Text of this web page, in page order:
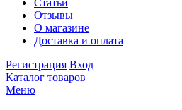
Статьи
Отзывы
О магазине
Доставка и оплата
Регистрация Вход
Каталог товаров
Меню